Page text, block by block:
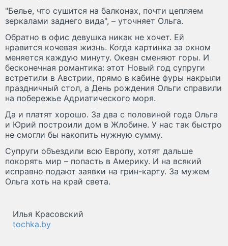
"Белье, что сушится на балконах, почти цепляем
зеркалами заднего вида", – уточняет Ольга.
Обратно в офис девушка никак не хочет. Ей
нравится кочевая жизнь. Когда картинка за окном
меняется каждую минуту. Океан сменяют горы. И
бесконечная романтика: этот Новый год супруги
встретили в Австрии, прямо в кабине фуры накрыли
праздничный стол, а День рождения Ольги справили
на побережье Адриатического моря.
Да и платят хорошо. За два с половиной года Ольга
и Юрий построили дом в Жлобине. У нас так быстро
не смогли бы накопить нужную сумму.
Супруги объездили всю Европу, хотят дальше
покорять мир – попасть в Америку. И на всякий
исправно подают заявки на грин-карту. За мужем
Ольга хоть на край света.
Илья Красовский
tochka.by